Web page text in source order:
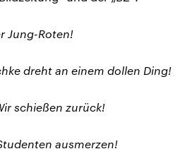
Jung-Roten!
dreht an einem dollen Ding!
schießen zurück!
ausmerzen!